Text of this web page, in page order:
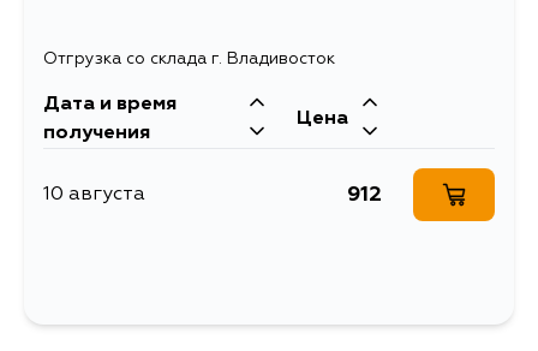
Отгрузка со склада г. Владивосток
Дата и время
получения
Цена
10 августа 912